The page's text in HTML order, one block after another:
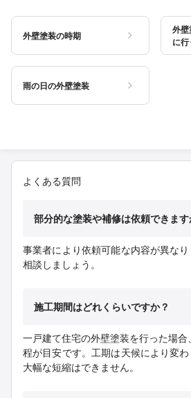
外壁塗装の時期
外
に
雨の日の外壁塗装
よくある質問
部分的な塗装や補修は依頼できます
事業者により依頼可能な内容が異な
相談しましょう。
施工期間はどれくらいですか？
一戸建て住宅の外壁塗装を行った場
程が目安です。工期は天候により変わ
大幅な短縮はできません。